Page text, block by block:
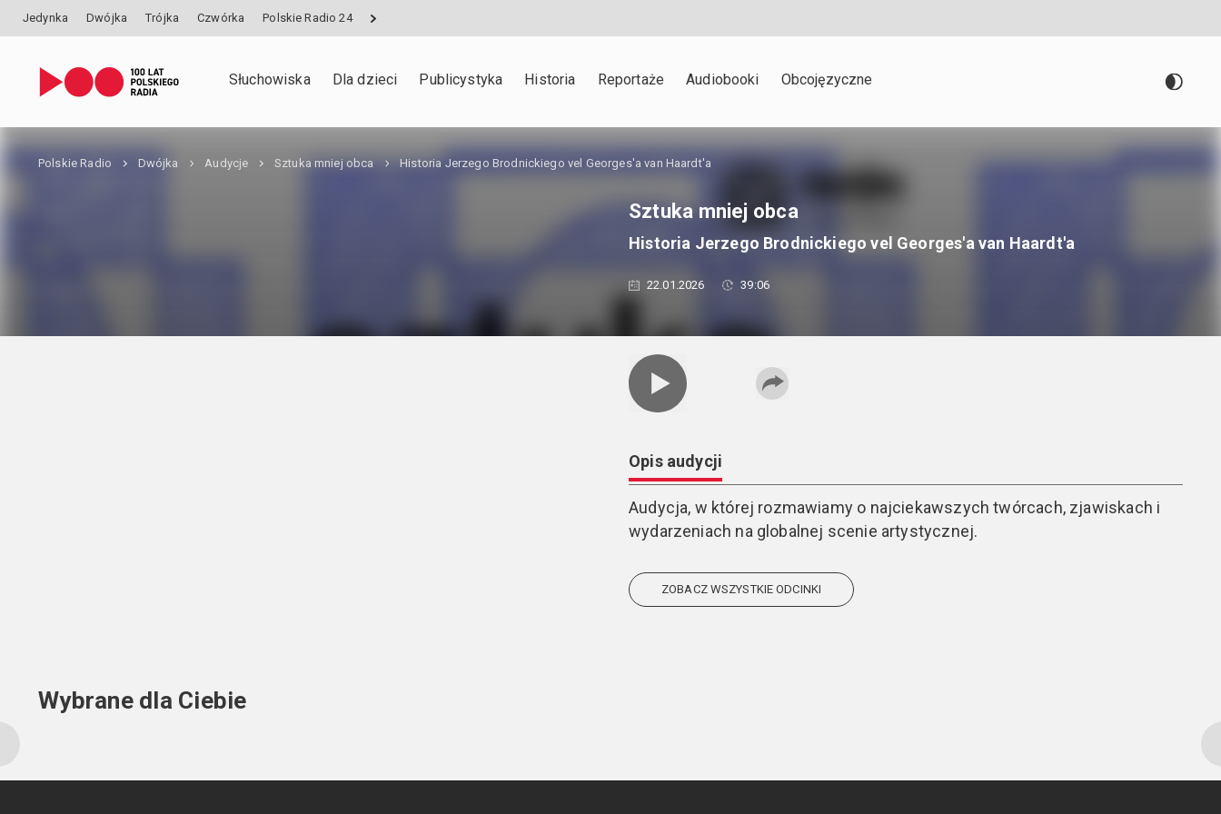
Jedynka Dwójka Trójka Czwórka Polskie Radio 24
Słuchowiska Dla dzieci Publicystyka Historia Reportaże Audiobooki Obcojęzyczne
Polskie Radio Dwójka Audycje Sztuka mniej obca Historia Jerzego Brodnickiego vel Georges'a van Haardt'a
Sztuka mniej obca
Historia Jerzego Brodnickiego vel Georges'a van Haardt'a
22.01.2026 39:06
Opis audycji
Audycja, w której rozmawiamy o najciekawszych twórcach, zjawiskach i
wydarzeniach na globalnej scenie artystycznej.
ZOBACZ WSZYSTKIE ODCINKI
Wybrane dla Ciebie